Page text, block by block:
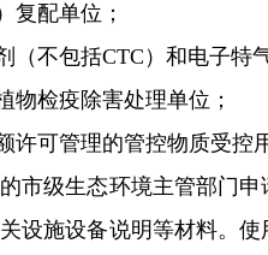
配单位；
不包括CTC）和电子特气
检疫除害处理单位；
可管理的管控物质受控用
级生态环境主管部门申
设施设备说明等材料。